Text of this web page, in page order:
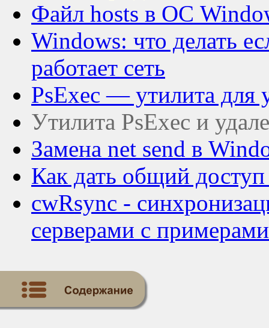
Файл hosts в ОС
Windows: что делать
работает сеть
PsExec — утилита для
Утилита PsExec и
Замена net send в
Как дать общий
cwRsync -
серверами с примерами